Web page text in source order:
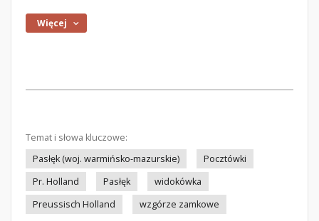
Więcej
Temat i słowa kluczowe:
Pasłęk (woj. warmińsko-mazurskie)
Pocztówki
Pr. Holland
Pasłęk
widokówka
Preussisch Holland
wzgórze zamkowe